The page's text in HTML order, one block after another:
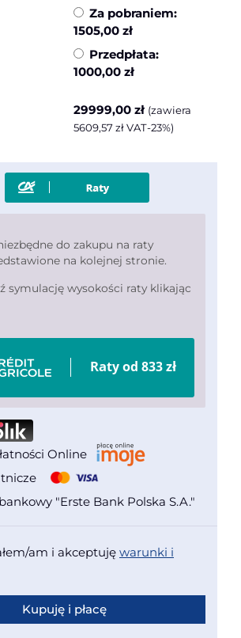
Za pobraniem:
1505,00 zł
Przedpłata:
1000,00 zł
29999,00 zł (zawiera
5609,57złVAT-23%)
do zakupu na raty
na kolejnej stronie.
symulację wysokości raty klikając
Online
"Erste Bank Polska S.A."
am i akceptuję warunki i
Kupuję i płacę